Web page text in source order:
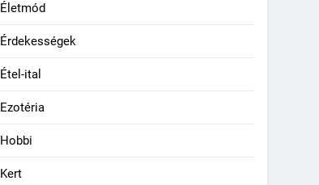
Életmód
Érdekességek
Étel-ital
Ezotéria
Hobbi
Kert